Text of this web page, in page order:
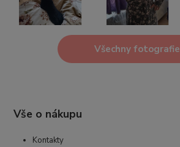
Všechny fotografie
Vše o nákupu
Kontakty